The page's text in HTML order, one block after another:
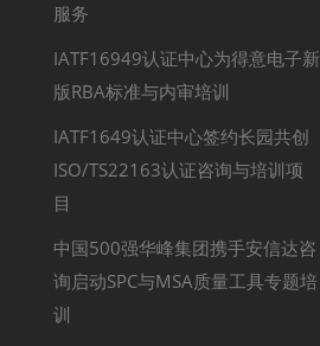
服务
IATF16949认证中心为得意电子新
版RBA标准与内审培训
IATF1649认证中心签约长园共创
ISO/TS22163认证咨询与培训项
目
中国500强华峰集团携手安信达咨
询启动SPC与MSA质量工具专题培
训